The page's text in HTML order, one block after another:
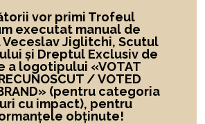
vor primi Trofeul
executat manual de
Jiglitchi, Scutul
și Dreptul Exclusiv de
a logotipului «VOTAT
/ VOTED
(pentru categoria
cu impact), pentru
obținute!